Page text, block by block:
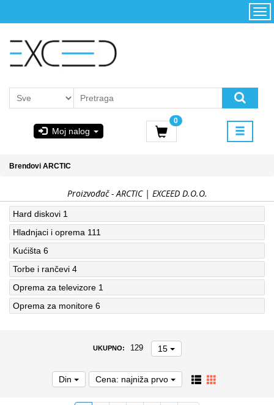
Moj nalog
0
Početna
korišćenja i
PoweredByAsus
Brendovi ARCTIC
Proizvođač - ARCTIC | EXCEED D.O.O.
Hard diskovi 1
Hladnjaci i oprema 111
Kućišta 6
Torbe i rančevi 4
Oprema za televizore 1
Oprema za monitore 6
UKUPNO: 129 15
Din Cena: najniža prvo